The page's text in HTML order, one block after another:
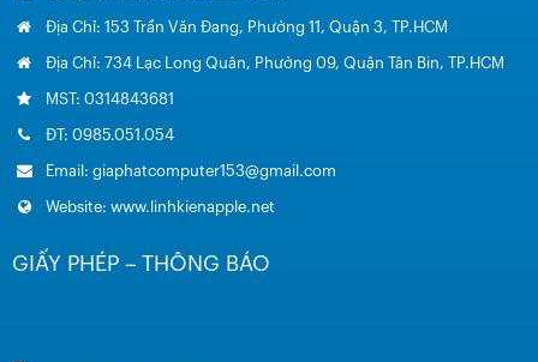
Địa Chỉ: 153 Trần Văn Đang, Phường 11, Quận 3, TP.HCM
Địa Chỉ: 734 Lạc Long Quân, Phường 09, Quận Tân Bin, TP.HCM
MST: 0314843681
ĐT: 0985.051.054
Email: giaphatcomputer153@gmail.com
Website: www.linhkienapple.net
GIẤY PHÉP – THÔNG BÁO